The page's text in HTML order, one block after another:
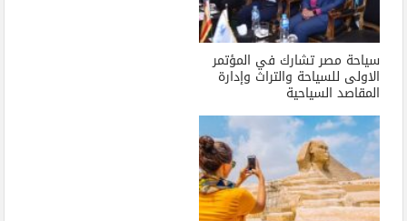
سياحة مصر تشارك في المؤتمر
الاولى للسياحة والتراث وإدارة
المقاصد السياحية